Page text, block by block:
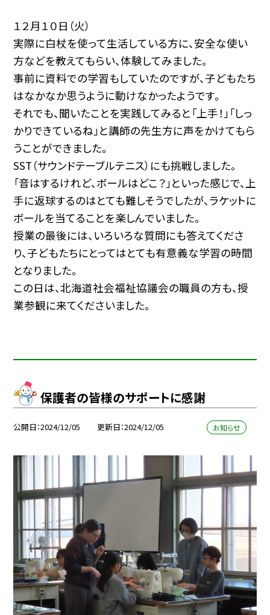
１２月１０日（火）
実際に白杖を使って生活している方に、安全な使い
方などを教えてもらい、体験してみました。
事前に資料での学習もしていたのですが、子どもたち
はなかなか思うように動けなかったようです。
それでも、聞いたことを実践してみると「上手！」「しっ
かりできているね」と講師の先生方に声をかけてもら
うことができました。
SST（サウンドテーブルテニス）にも挑戦しました。
「音はするけれど、ボールはどこ？」といった感じで、上
手に返球するのはとても難しそうでしたが、ラケットに
ボールを当てることを楽しんでいました。
授業の最後には、いろいろな質問にも答えてくださ
り、子どもたちにとってはとても有意義な学習の時間
となりました。
この日は、北海道社会福祉協議会の職員の方も、授
業参観に来てくださいました。
保護者の皆様のサポートに感謝
公開日 2024/12/05 更新日 2024/12/05 お知らせ